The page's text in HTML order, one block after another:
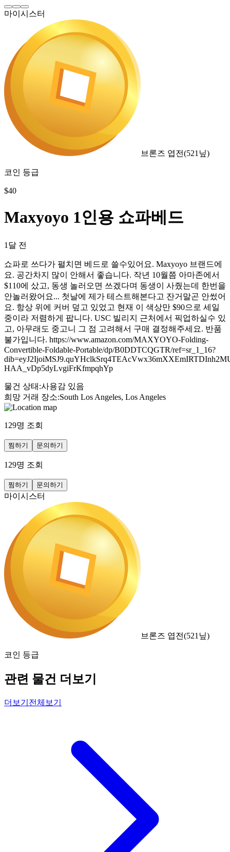
마이시스터
브론즈 엽전(521 닢)
코인 등급
$40
Maxyoyo 1인용 쇼파베드
1달 전
쇼파로 쓰다가 펼치면 베드로 쓸수있어요. Maxyoyo 브랜드에
요. 공간차지 많이 안해서 좋습니다. 작년 10월쯤 아마존에서
$110에 샀고, 동생 놀러오면 쓰겠다며 동생이 사줬는데 한번을
안놀러왔어요... 첫날에 제가 테스트해본다고 잔거말곤 안썼어
요. 항상 위에 커버 덮고 있었고 현재 이 색상만 $90으로 세일
중이라 저렴하게 팝니다. USC 빌리지 근처에서 픽업하실수 있
고, 아무래도 중고니 그 점 고려해서 구매 결정해주세요. 반품
불가입니다. https://www.amazon.com/MAXYOYO-Folding-
Convertible-Foldable-Portable/dp/B0DDTCQGTR/ref=sr_1_16?
HAA_vDp5dyLvgiFrKfmpqhYp
물건 상태 :사용감 있음
희망 거래 장소:South Los Angeles, Los Angeles
129명 조회
찜하기 문의하기
129명 조회
찜하기 문의하기
마이시스터
브론즈 엽전(521 닢)
코인 등급
관련 물건 더보기
더보기 전체보기